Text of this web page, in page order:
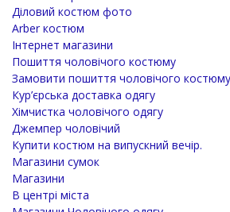
Діловий костюм фото
Arber костюм
Інтернет магазини
Пошиття чоловічого костюму
Замовити пошиття чоловічого костюму
Кур’єрська доставка одягу
Хімчистка чоловічого одягу
Джемпер чоловічий
Купити костюм на випускний вечір.
Магазини сумок
Магазини
В центрі міста